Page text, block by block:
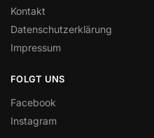
Kontakt
Datenschutzerklärung
Impressum
FOLGT UNS
Facebook
Instagram